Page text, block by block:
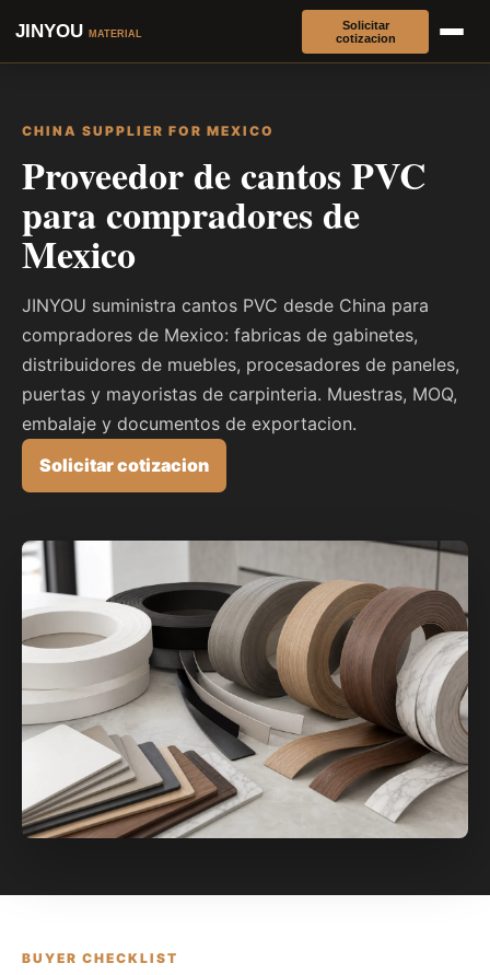
JINYOU MATERIAL
Solicitar
cotizacion
CHINA SUPPLIER FOR MEXICO
Proveedor de cantos PVC
para compradores de
Mexico
JINYOU suministra cantos PVC desde China para
compradores de Mexico: fabricas de gabinetes,
distribuidores de muebles, procesadores de paneles,
puertas y mayoristas de carpinteria. Muestras, MOQ,
embalaje y documentos de exportacion.
Solicitar cotizacion
BUYER CHECKLIST